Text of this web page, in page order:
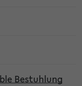
Bestuhlung